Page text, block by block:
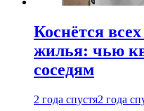
Коснётся
жилья: чью
соседям
2 года спустя2 года